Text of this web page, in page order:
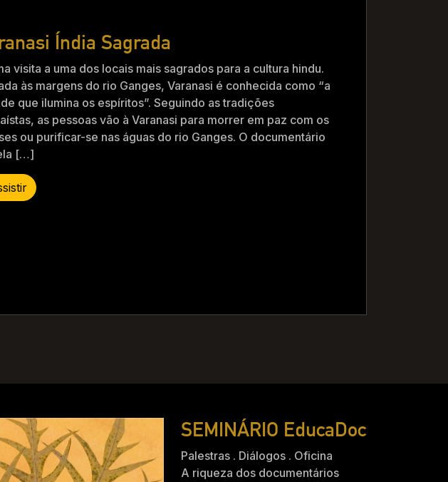
Índia Sagrada
visita a uma dos locais mais sagrados para a cultura hindu.
às margens do rio Ganges, Varanasi é conhecida como “a
que ilumina os espíritos”. Seguindo as tradições
as pessoas vão à Varanasi para morrer em paz com os
ou purificar-se nas águas do rio Ganges. O documentário
[…]
SEMINÁRIO EducaDoc
Palestras . Diálogos . Oficina
A riqueza dos documentários